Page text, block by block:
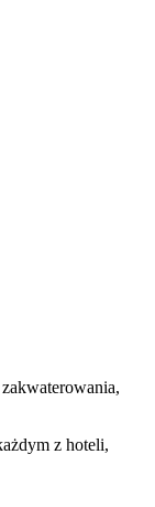
z hoteli,